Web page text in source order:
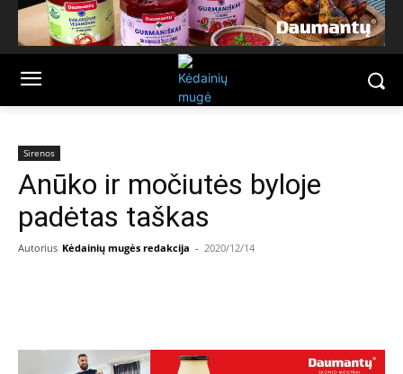
Sirenos
Anūko ir močiutės byloje
padėtas taškas
Autorius Kėdainių mugės redakcija - 2020/12/14